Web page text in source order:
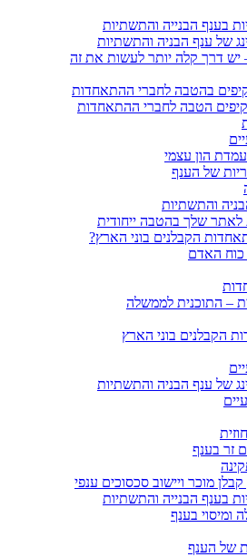
בענף הבנייה והתשתיות
של ענף הבניה והתשתיות
– יש דרך קלה יותר לעשות את זה
בהטבה לחברי ההתאחדות
הטבה לחברי ההתאחדות
הון עצמי
של הענף
והתשתיות
לאתר שלך בהטבה ייחודית
הקבלנים בוני הארץ?
כוח האדם
– התוכנית לממשלה
הקבלנים בוני הארץ
של ענף הבניה והתשתיות
זר בענף
מוכר ויישוב סכסוכים ענפי
בענף הבנייה והתשתיות
ומיסוי בענף
של הענף